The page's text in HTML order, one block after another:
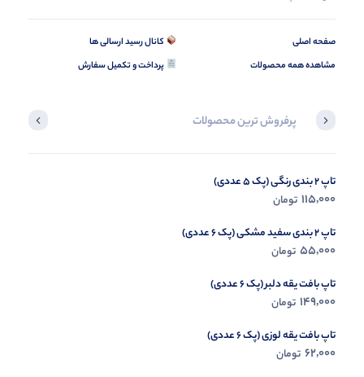
صفحه اصلی
مشاهده همه محصولات
کانال رسید ارسالی ها
پرداخت و تکمیل سفارش
پرفروش ترین محصولات
تاپ 2 بندی رنگی (پک 5 عددی)
115,000 تومان
تاپ 2 بندی سفید مشکی (پک 6 عددی)
55,000 تومان
تاپ بافت یقه دلبر (پک 6 عددی)
149,000 تومان
تاپ بافت یقه لوزی (پک 6 عددی)
62,000 تومان
تاپ گل آفتابگران (پک 6 عددی)
115,000 تومان